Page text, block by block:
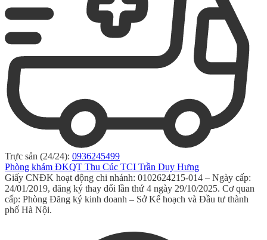
Trực sản (24/24): 0936245499
Phòng khám ĐKQT Thu Cúc TCI Trần Duy Hưng
Giấy CNĐK hoạt động chi nhánh: 0102624215-014 – Ngày cấp:
24/01/2019, đăng ký thay đổi lần thứ 4 ngày 29/10/2025. Cơ quan
cấp: Phòng Đăng ký kinh doanh – Sở Kế hoạch và Đầu tư thành
phố Hà Nội.